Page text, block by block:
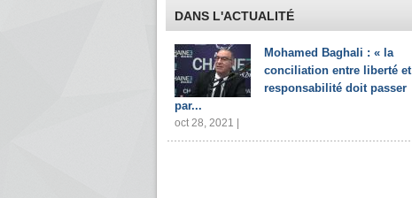
DANS L'ACTUALITÉ
Mohamed Baghali : « la
conciliation entre liberté et
responsabilité doit passer
par...
oct 28, 2021 |